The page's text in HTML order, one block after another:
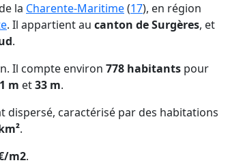
la Charente-Maritime(17), en région
. Il appartient au canton de Surgères, et
.
Il compte environ 778 habitants pour
1 m et33 m.
dispersé, caractérisé par des habitations
.
m2.